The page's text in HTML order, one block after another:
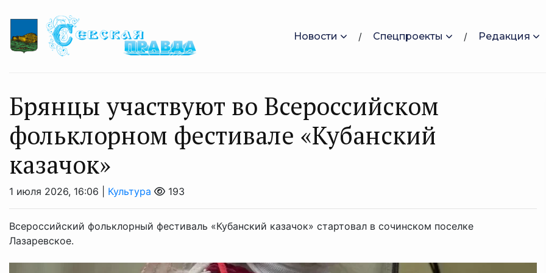
Новости Спецпроекты Редакция
Брянцы участвуют во Всероссийском
фольклорном фестивале «Кубанский
казачок»
1 июля 2026, 16:06 | Культура 193
Всероссийский фольклорный фестиваль «Кубанский казачок» стартовал в сочинском поселке
Лазаревское.